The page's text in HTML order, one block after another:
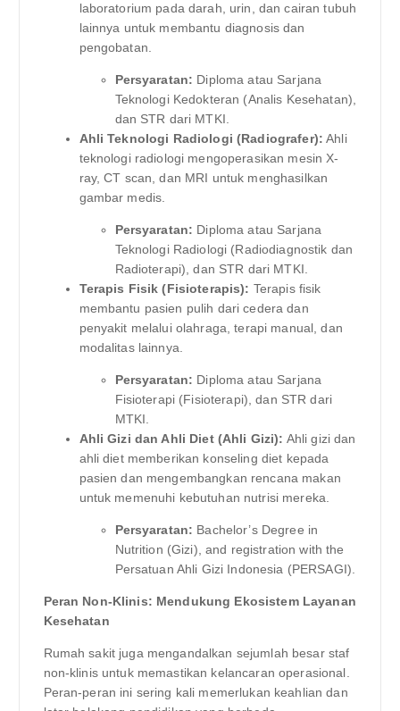
laboratorium pada darah, urin, dan cairan tubuh
lainnya untuk membantu diagnosis dan
pengobatan.
Persyaratan: Diploma atau Sarjana
Teknologi Kedokteran (Analis Kesehatan),
dan STR dari MTKI.
Ahli Teknologi Radiologi (Radiografer): Ahli
teknologi radiologi mengoperasikan mesin X-
ray, CT scan, dan MRI untuk menghasilkan
gambar medis.
Persyaratan: Diploma atau Sarjana
Teknologi Radiologi (Radiodiagnostik dan
Radioterapi), dan STR dari MTKI.
Terapis Fisik (Fisioterapis): Terapis fisik
membantu pasien pulih dari cedera dan
penyakit melalui olahraga, terapi manual, dan
modalitas lainnya.
Persyaratan: Diploma atau Sarjana
Fisioterapi (Fisioterapi), dan STR dari
MTKI.
Ahli Gizi dan Ahli Diet (Ahli Gizi): Ahli gizi dan
ahli diet memberikan konseling diet kepada
pasien dan mengembangkan rencana makan
untuk memenuhi kebutuhan nutrisi mereka.
Persyaratan: Bachelor’s Degree in
Nutrition (Gizi), and registration with the
Persatuan Ahli Gizi Indonesia (PERSAGI).
Peran Non-Klinis: Mendukung Ekosistem Layanan
Kesehatan
Rumah sakit juga mengandalkan sejumlah besar staf
non-klinis untuk memastikan kelancaran operasional.
Peran-peran ini sering kali memerlukan keahlian dan